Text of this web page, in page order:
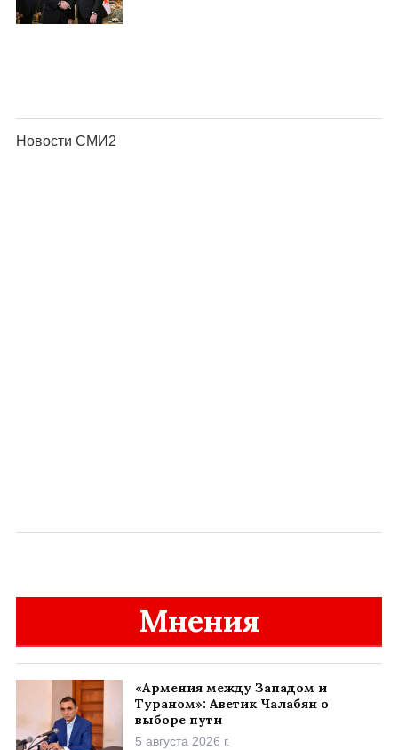
Мнения
«Армения между Западом и
Тураном»: Аветик Чалабян о
выборе пути
5 августа 2026 г.